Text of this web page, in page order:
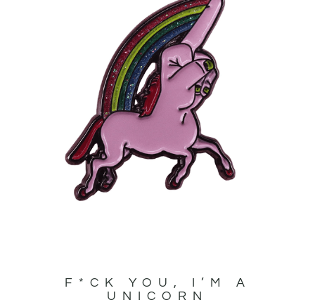
F*CK YOU, I’M A
UNICORN